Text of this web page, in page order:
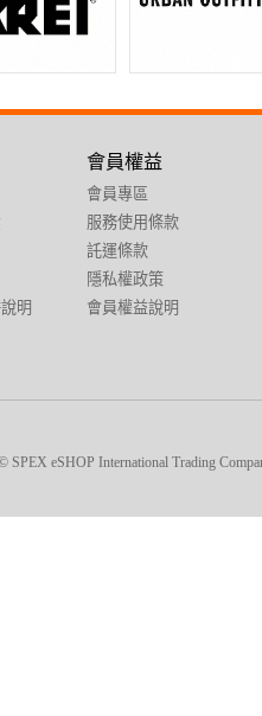
明
會員權益
會員專區
服務使用條款
託運條款
隱私權政策
會員權益說明
eSHOP International Trading